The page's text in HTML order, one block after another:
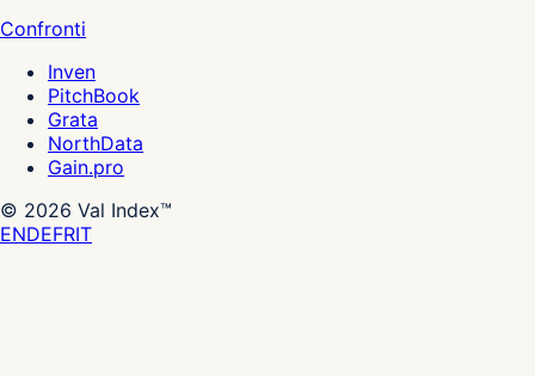
Confronti
Inven
PitchBook
Grata
NorthData
Gain.pro
© 2026 Val Index™
ENDEFRIT